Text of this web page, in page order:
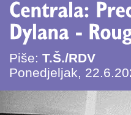
Piše: T.Š./RDV
Ponedjeljak,